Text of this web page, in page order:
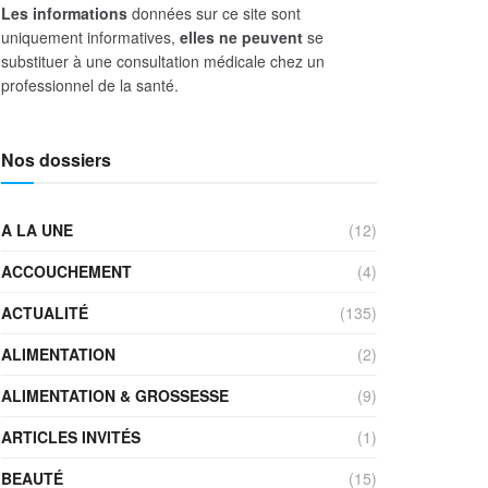
Les informations données sur ce site sont
uniquement informatives, elles ne peuvent se
substituer à une consultation médicale chez un
professionnel de la santé.
Nos dossiers
A LA UNE
(12)
ACCOUCHEMENT
(4)
ACTUALITÉ
(135)
ALIMENTATION
(2)
ALIMENTATION & GROSSESSE
(9)
ARTICLES INVITÉS
(1)
BEAUTÉ
(15)